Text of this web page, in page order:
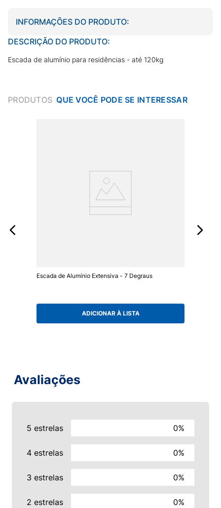
INFORMAÇÕES DO PRODUTO:
DESCRIÇÃO DO PRODUTO:
Escada de alumínio para residências - até 120kg
PRODUTOS
Escada de Alumínio Extensiva - 7 Degraus
ADICIONAR À LISTA
Avaliações
5 estrelas 0%
4 estrelas 0%
3 estrelas 0%
2 estrelas 0%